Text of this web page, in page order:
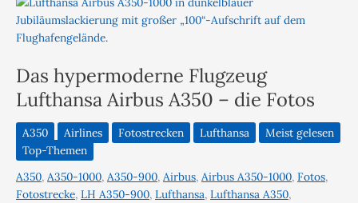
Das hypermoderne Flugzeug
Lufthansa Airbus A350 – die Fotos
A350 Airlines Fotostrecken Lufthansa
Meist gelesen
Top-Themen
A350, A350-1000, A350-900, Airbus, Airbus A350-1000, Fotos,
Fotostrecke, LH A350-900, Lufthansa, Lufthansa A350,